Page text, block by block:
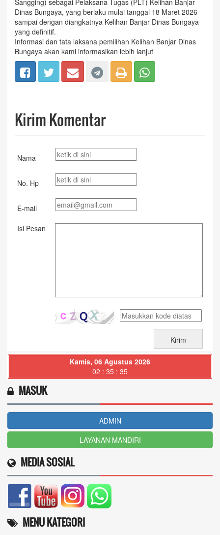
Sangging) sebagai Pelaksana Tugas (PLT) Kelihan Banjar
Dinas Bungaya, yang berlaku mulai tanggal 18 Maret 2026
sampai dengan diangkatnya Kelihan Banjar Dinas Bungaya
yang definitif.
Informasi dan tata laksana pemilihan Kelihan Banjar Dinas
Bungaya akan kami informasikan lebih lanjut
Kirim Komentar
Nama
No. Hp
E-mail
Isi Pesan
Kamis, 06 Agustus 2026
02 : 35 : 36
MASUK
ADMIN
LAYANAN MANDIRI
MEDIA SOSIAL
MENU KATEGORI